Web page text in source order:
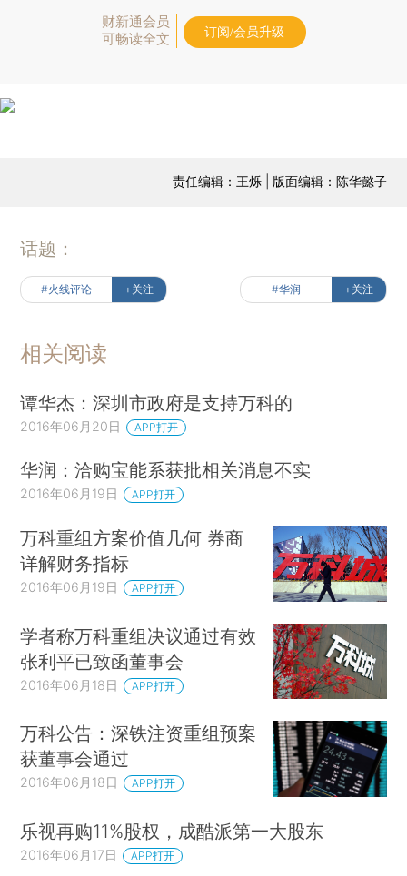
财新通会员
可畅读全文
订阅/会员升级
责任编辑：王烁 | 版面编辑：陈华懿子
话题：
#火线评论 +关注 #华润 +关注
相关阅读
谭华杰：深圳市政府是支持万科的
2016年06月20日 APP打开
华润：洽购宝能系获批相关消息不实
2016年06月19日 APP打开
万科重组方案价值几何 券商
详解财务指标
2016年06月19日 APP打开
学者称万科重组决议通过有效
张利平已致函董事会
2016年06月18日 APP打开
万科公告：深铁注资重组预案
获董事会通过
2016年06月18日 APP打开
乐视再购11%股权，成酷派第一大股东
2016年06月17日 APP打开